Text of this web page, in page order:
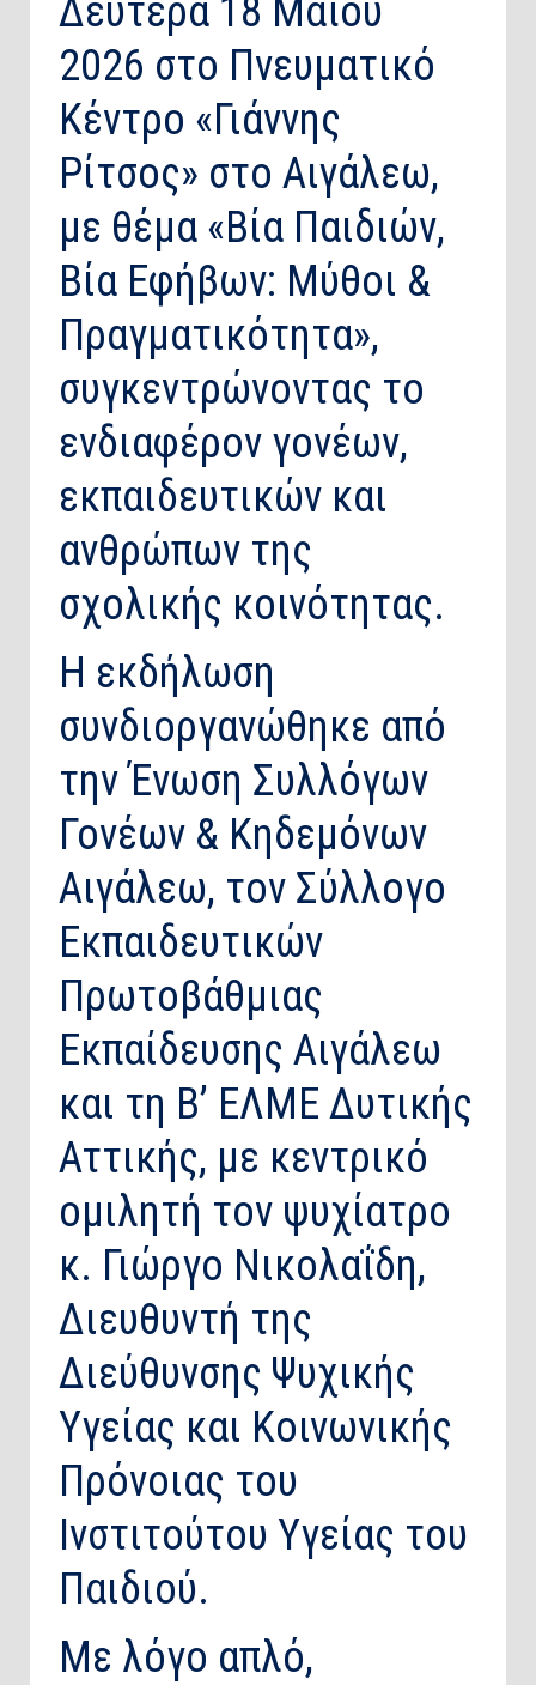
Δευτέρα 18 Μαΐου
2026 στο Πνευματικό
Κέντρο «Γιάννης
Ρίτσος» στο Αιγάλεω,
με θέμα «Βία Παιδιών,
Βία Εφήβων: Μύθοι &
Πραγματικότητα»,
συγκεντρώνοντας το
ενδιαφέρον γονέων,
εκπαιδευτικών και
ανθρώπων της
σχολικής κοινότητας.
Η εκδήλωση
συνδιοργανώθηκε από
την Ένωση Συλλόγων
Γονέων & Κηδεμόνων
Αιγάλεω, τον Σύλλογο
Εκπαιδευτικών
Πρωτοβάθμιας
Εκπαίδευσης Αιγάλεω
και τη Β’ ΕΛΜΕ Δυτικής
Αττικής, με κεντρικό
ομιλητή τον ψυχίατρο
κ. Γιώργο Νικολαΐδη,
Διευθυντή της
Διεύθυνσης Ψυχικής
Υγείας και Κοινωνικής
Πρόνοιας του
Ινστιτούτου Υγείας του
Παιδιού.
Με λόγο απλό,